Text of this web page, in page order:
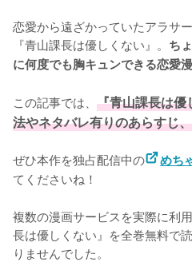
恋愛から遠ざかっていたアラサ
『青山課長は優しくない』。 ち
に何度でも胸キュンできる恋愛
この記事では、 『青山課長は優
法やネタバレ有りのあらすじ
ぜひ本作を独占配信中の めち
てくださいね！
複数の漫画サービスを実際に利
長は優しくない』を全巻無料で
りませんでした。